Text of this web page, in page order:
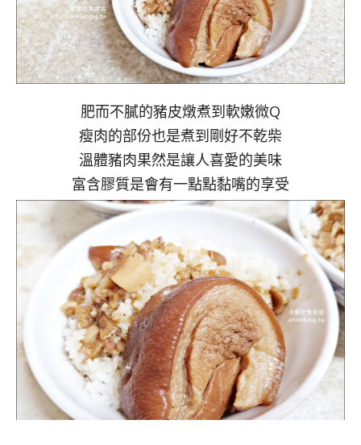
肥而不膩的豬皮燉煮到軟嫩微Q
瘦肉的部份也是煮到剛好不乾柴
溫體豬肉果然是讓人喜愛的美味
富含膠質是會有一點點黏嘴的享受